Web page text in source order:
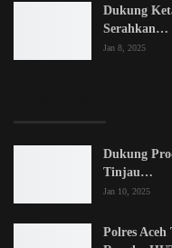
Dukung
Serahkan…
Jan 8, 2025
Dukung
Tinjau…
Jan 10, 2025
Polres